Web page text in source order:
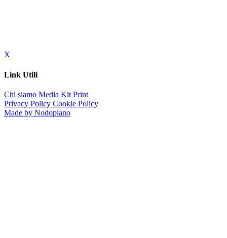
X
Link Utili
Chi siamo Media Kit Print
Privacy Policy Cookie Policy
Made by Nodopiano